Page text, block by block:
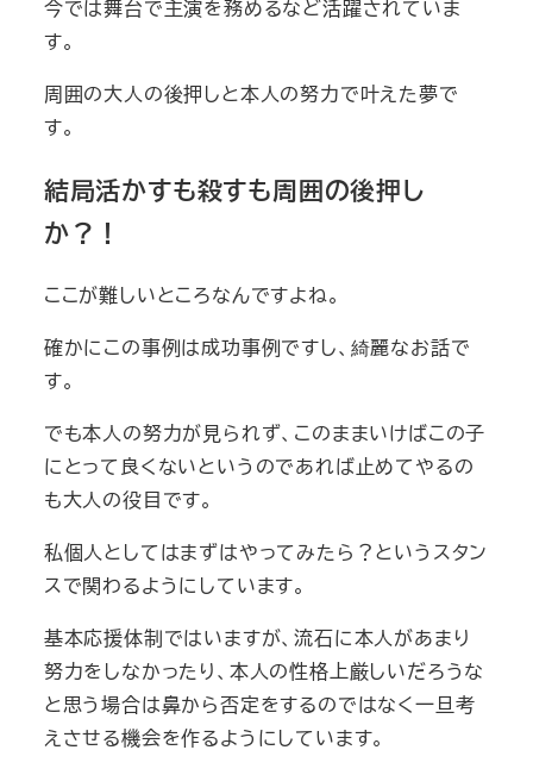
今では舞台で主演を務めるなど活躍されていま
す。
周囲の大人の後押しと本人の努力で叶えた夢で
す。
結局活かすも殺すも周囲の後押し
か？！
ここが難しいところなんですよね。
確かにこの事例は成功事例ですし、綺麗なお話で
す。
でも本人の努力が見られず、このままいけばこの子
にとって良くないというのであれば止めてやるの
も大人の役目です。
私個人としてはまずはやってみたら？というスタン
スで関わるようにしています。
基本応援体制ではいますが、流石に本人があまり
努力をしなかったり、本人の性格上厳しいだろうな
と思う場合は鼻から否定をするのではなく一旦考
えさせる機会を作るようにしています。